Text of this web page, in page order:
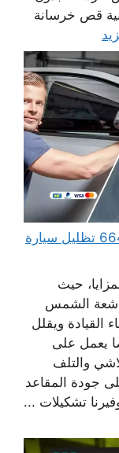
قص خرسانة
تظليل سيارات متنقل الكويت 66400552 تظليل سيارة
حيث
أشعة الشمس
القيادة ويقلل
يعمل على
والتلف
جودة المقاعد
تشكيلات ...